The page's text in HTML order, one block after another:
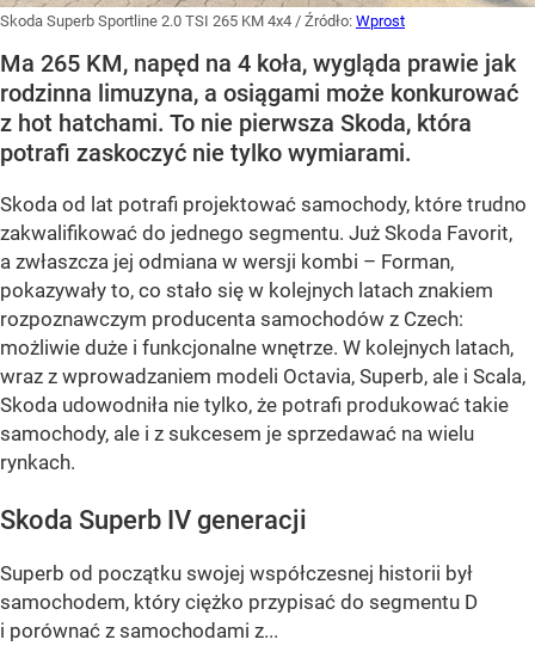
Skoda Superb Sportline 2.0 TSI 265 KM 4x4 / Źródło: Wprost
Ma 265 KM, napęd na 4 koła, wygląda prawie jak
rodzinna limuzyna, a osiągami może konkurować
z hot hatchami. To nie pierwsza Skoda, która
potrafi zaskoczyć nie tylko wymiarami.
Skoda od lat potrafi projektować samochody, które trudno
zakwalifikować do jednego segmentu. Już Skoda Favorit,
a zwłaszcza jej odmiana w wersji kombi – Forman,
pokazywały to, co stało się w kolejnych latach znakiem
rozpoznawczym producenta samochodów z Czech:
możliwie duże i funkcjonalne wnętrze. W kolejnych latach,
wraz z wprowadzaniem modeli Octavia, Superb, ale i Scala,
Skoda udowodniła nie tylko, że potrafi produkować takie
samochody, ale i z sukcesem je sprzedawać na wielu
rynkach.
Skoda Superb IV generacji
Superb od początku swojej współczesnej historii był
samochodem, który ciężko przypisać do segmentu D
i porównać z samochodami z...